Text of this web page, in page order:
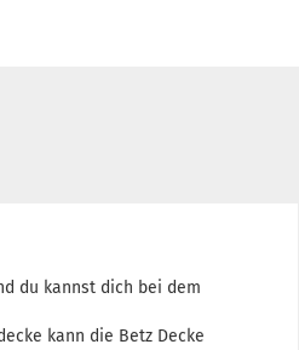
du kannst dich bei dem
kann die Betz Decke